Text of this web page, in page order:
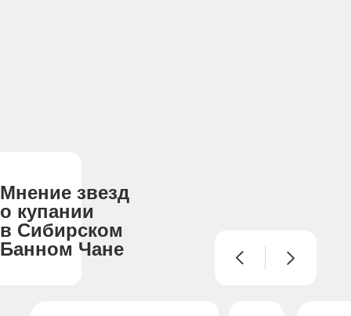
Мнение звезд
о купании
в Сибирском
Банном Чане